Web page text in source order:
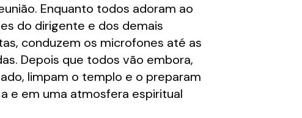
Enquanto todos adoram ao
do dirigente e dos demais
conduzem os microfones até as
Depois que todos vão embora,
limpam o templo e o preparam
e em uma atmosfera espiritual